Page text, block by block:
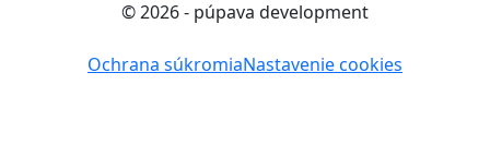
© 2026 - púpava development
Ochrana súkromiaNastavenie cookies